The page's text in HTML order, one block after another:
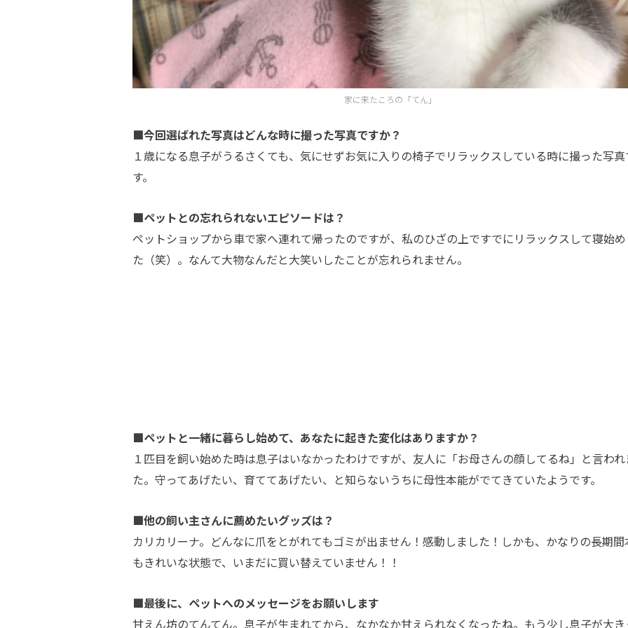
家に来たころの「てん」
■今回選ばれた写真はどんな時に撮った写真ですか？
１歳になる息子がうるさくても、気にせずお気に入りの椅子でリラックスしている時に撮った写
す。
■ペットとの忘れられないエピソードは？
ペットショップから車で家へ連れて帰ったのですが、私のひざの上ですでにリラックスして寝始
た（笑）。なんて大物なんだと大笑いしたことが忘れられません。
■ペットと一緒に暮らし始めて、あなたに起きた変化はありますか？
１匹目を飼い始めた時は息子はいなかったわけですが、友人に「お母さんの顔してるね」と言わ
た。守ってあげたい、育ててあげたい、と知らないうちに母性本能がでてきていたようです。
■他の飼い主さんに薦めたいグッズは？
カリカリーナ。どんなに爪をとがれてもゴミが出ません！感動しました！しかも、かなりの長期間
もきれいな状態で、いまだに買い替えていません！！
■最後に、ペットへのメッセージをお願いします
甘えん坊のてんてん。息子が生まれてから、なかなか甘えられなくなったね。もう少し息子が大